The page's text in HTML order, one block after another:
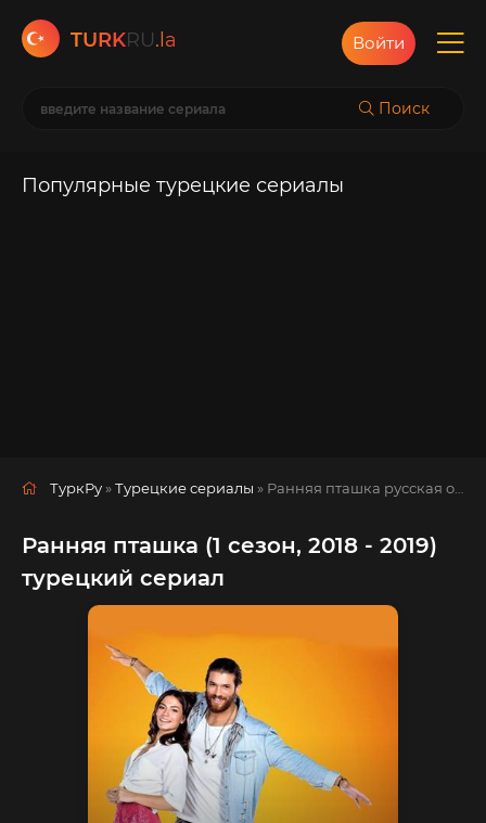
TURKRU.la
Поиск
Войти
Популярные турецкие сериалы
ТуркРу »Турецкие сериалы » Ранняя пташка русская озвучка смотреть полностью онлайн!
Ранняя пташка (1 сезон, 2018 - 2019)
турецкий сериал